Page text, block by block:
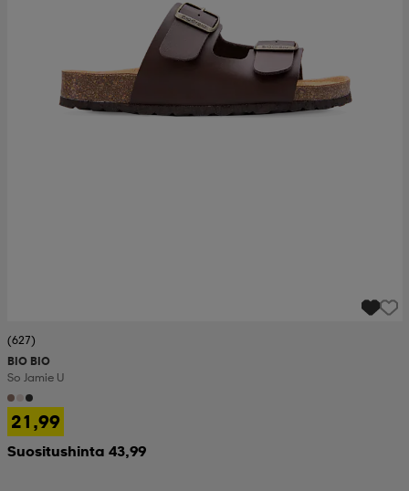
(627)
BIO BIO
So Jamie U
21,99
Suositushinta 43,99